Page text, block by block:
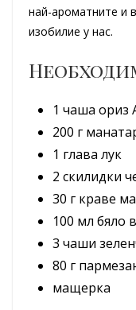
най-ароматните и
изобилие у нас.
1 чаша ориз
200 г
1 глава лук
2 скилидки
30 г краве
100 мл бяло
3 чаши
80 г
мащерка